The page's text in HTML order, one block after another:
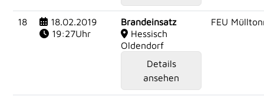
18
18.02.2019
19:27Uhr
Brandeinsatz
Hessisch
Oldendorf
Details
ansehen
FEU